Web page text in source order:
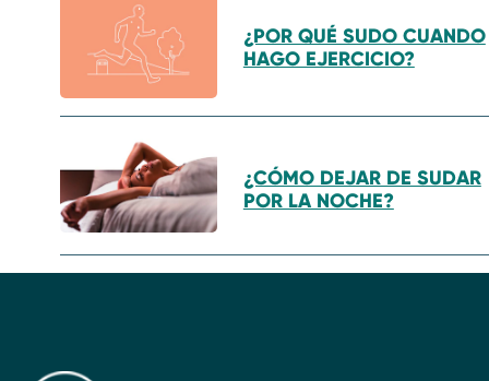
¿POR QUÉ SUDO CUANDO
HAGO EJERCICIO?
¿CÓMO DEJAR DE SUDAR
POR LA NOCHE?